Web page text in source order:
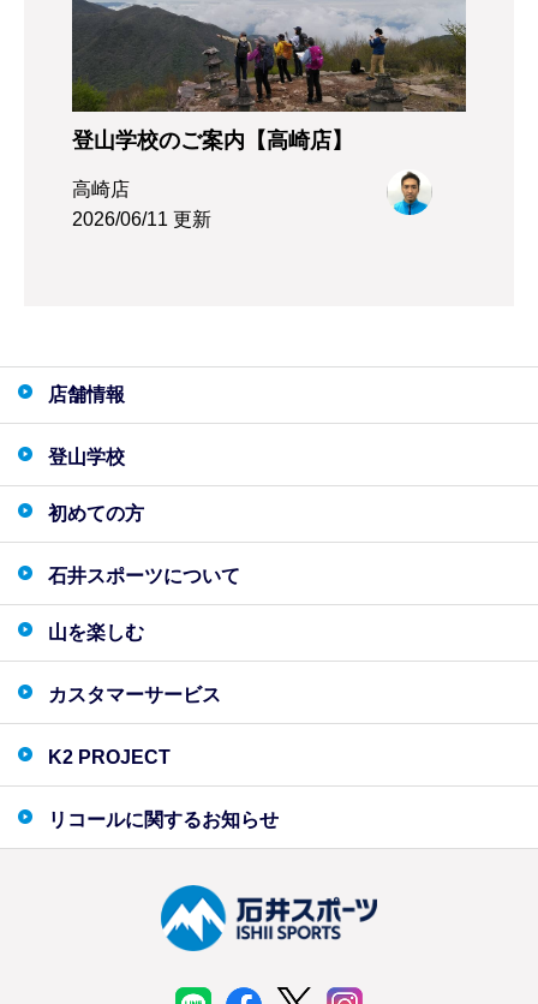
登山学校のご案内【高崎店】
高崎店
2026/06/11 更新
店舗情報
登山学校
初めての方
石井スポーツについて
山を楽しむ
カスタマーサービス
K2 PROJECT
リコールに関するお知らせ